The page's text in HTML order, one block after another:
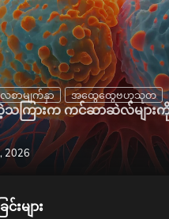
စာမျက်နှာ အထွေထွေဗဟုသုတ
ကြားက ကင်ဆာဆဲလ်များ
2026
းများ